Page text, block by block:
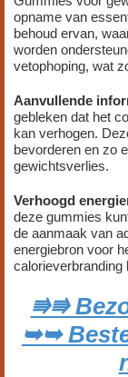
opname van
behoud ervan,
worden
vetophoping, wat
Aanvullende
gebleken dat het
kan verhogen.
bevorderen en zo
gewichtsverlies.
Verhoogd
deze gummies
de aanmaak van
energiebron voor
calorieverbranding
⭆⭆
➥➥